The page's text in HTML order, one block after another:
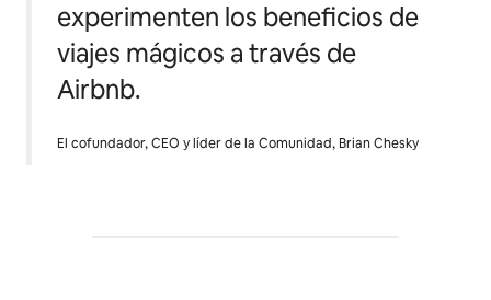
experimenten los beneficios de
viajes mágicos a través de
Airbnb.
El cofundador, CEO y líder de la Comunidad, Brian Chesky